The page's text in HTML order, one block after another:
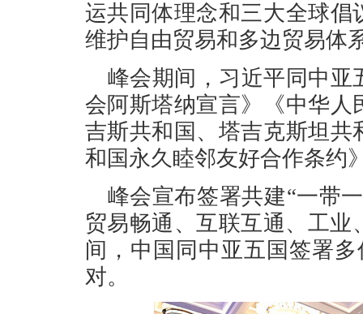
运共同体理念和三大全球
维护自由贸易和多边贸易体
峰会期间，习近平同中
会阿斯塔纳宣言》《中华
吉斯共和国、塔吉克斯坦
和国永久睦邻友好合作条约
峰会宣布签署共建“一带
贸易畅通、互联互通、工
间，中国同中亚五国签署
对。